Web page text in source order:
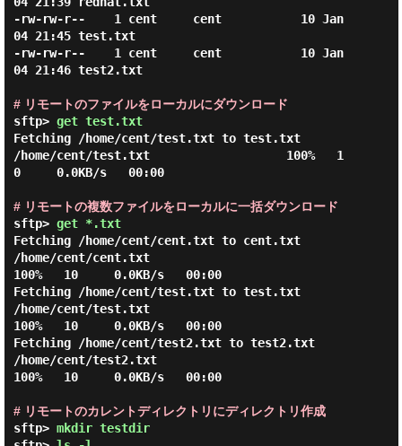
-rw-rw-r--    1 cent     cent           10 Jan
04 21:45 test.txt
-rw-rw-r--    1 cent     cent           10 Jan
04 21:46 test2.txt
# リモートのファイルをローカルにダウンロード
sftp> get test.txt
Fetching /home/cent/test.txt to test.txt
/home/cent/test.txt                   100%   1
0     0.0KB/s   00:00
# リモートの複数ファイルをローカルに一括ダウンロード
sftp> get *.txt
Fetching /home/cent/cent.txt to cent.txt
/home/cent/cent.txt
100%   10     0.0KB/s   00:00
Fetching /home/cent/test.txt to test.txt
/home/cent/test.txt
100%   10     0.0KB/s   00:00
Fetching /home/cent/test2.txt to test2.txt
/home/cent/test2.txt
100%   10     0.0KB/s   00:00
# リモートのカレントディレクトリにディレクトリ作成
sftp> mkdir testdir